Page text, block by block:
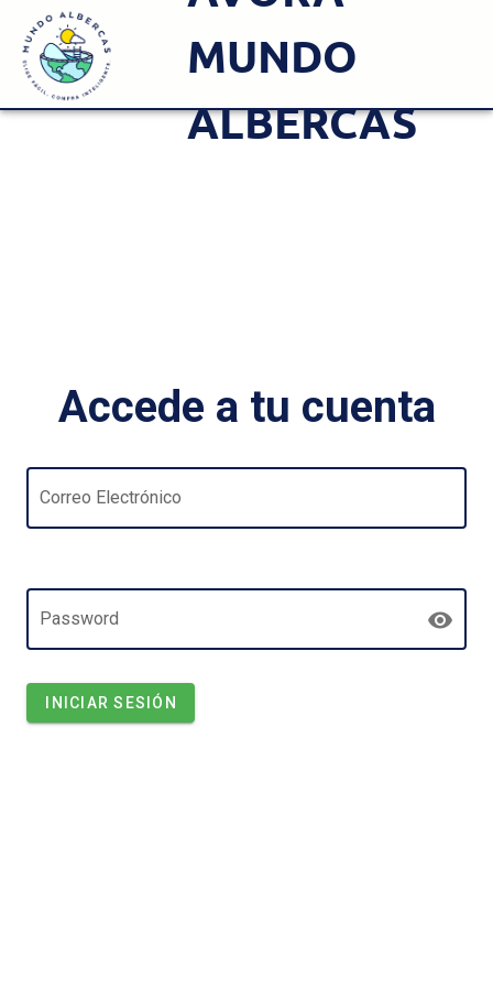
MUNDO
ALBERCAS
Accede a tu cuenta
Correo Electrónico
Password
INICIAR SESIÓN